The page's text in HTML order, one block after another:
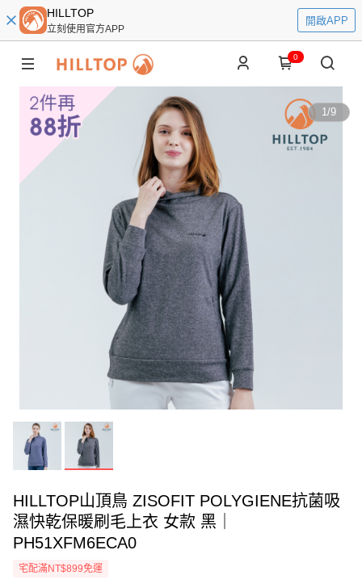
HILLTOP
立刻使用官方APP
開啟APP
0
1/9
HILLTOP山頂鳥 ZISOFIT POLYGIENE抗菌吸
濕快乾保暖刷毛上衣 女款 黑｜
PH51XFM6ECA0
宅配滿NT$899免運